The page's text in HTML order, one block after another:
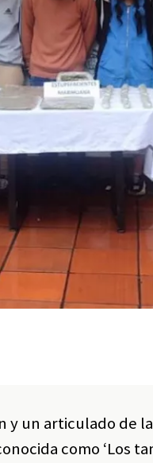
y un articulado de
como ‘Los